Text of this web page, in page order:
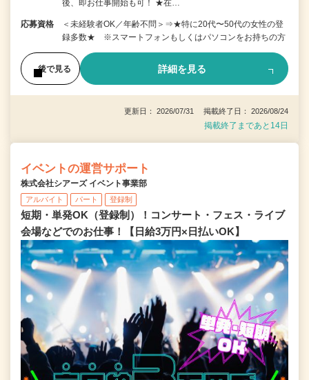
後、即お仕事開始も可！ ★在…
応募資格
＜未経験者OK／年齢不問＞⇒★特に20代〜50代の女性の登
録多数★ ※スマートフォンもしくはパソコンをお持ちの方
後で見る 詳細を見る
更新日： 2026/07/31 掲載終了日： 2026/08/24
掲載終了まであと14日
イベントの運営サポート
株式会社シアーズ イベント事業部
アルバイト パート 登録制
短期・単発OK（登録制）！コンサート・フェス・ライブ
会場などでのお仕事！【日給3万円×日払いOK】